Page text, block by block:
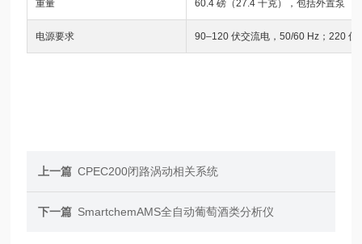
重量 60.4 磅（27.4 千克），包括外置泵
电源要求 90–120 伏交流电，50/60 Hz；220
上一篇 CPEC200闭路涡动相关系统
下一篇 SmartchemAMS全自动葡萄酒类分析仪